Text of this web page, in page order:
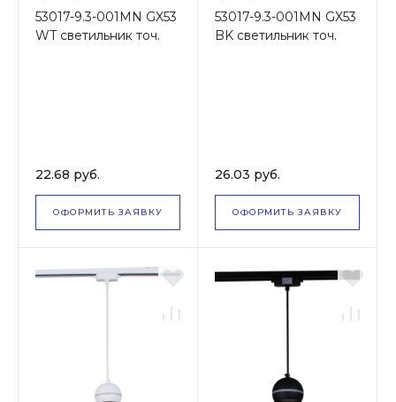
53017-9.3-001MN GX53
WT светильник точ.
22.68 руб.
ОФОРМИТЬ ЗАЯВКУ
53017-9.3-001MN GX53
BK светильник точ.
26.03 руб.
ОФОРМИТЬ ЗАЯВКУ